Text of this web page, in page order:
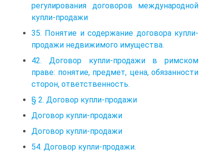
регулирования договоров международной
купли-продажи
35. Понятие и содержание договора купли-
продажи недвижимого имущества.
42. Договор купли-продажи в римском
праве: понятие, предмет, цена, обязанности
сторон, ответственность.
§ 2. Договор купли-продажи
Договор купли-продажи
Договор купли-продажи
54. Договор купли-продажи.